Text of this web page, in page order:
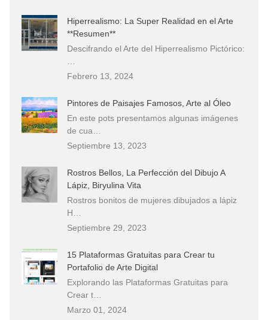
Hiperrealismo: La Super Realidad en el Arte
**Resumen**
Descifrando el Arte del Hiperrealismo Pictórico:
Febrero 13, 2024
Pintores de Paisajes Famosos, Arte al Óleo
En este pots presentamos algunas imágenes
de cua…
Septiembre 13, 2023
Rostros Bellos, La Perfección del Dibujo A
Lápiz, Biryulina Vita
Rostros bonitos de mujeres dibujados a lápiz
H…
Septiembre 29, 2023
15 Plataformas Gratuitas para Crear tu
Portafolio de Arte Digital
Explorando las Plataformas Gratuitas para
Crear t…
Marzo 01, 2024